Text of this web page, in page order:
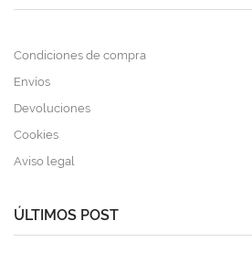
Condiciones de compra
Envíos
Devoluciones
Cookies
Aviso legal
ÚLTIMOS POST